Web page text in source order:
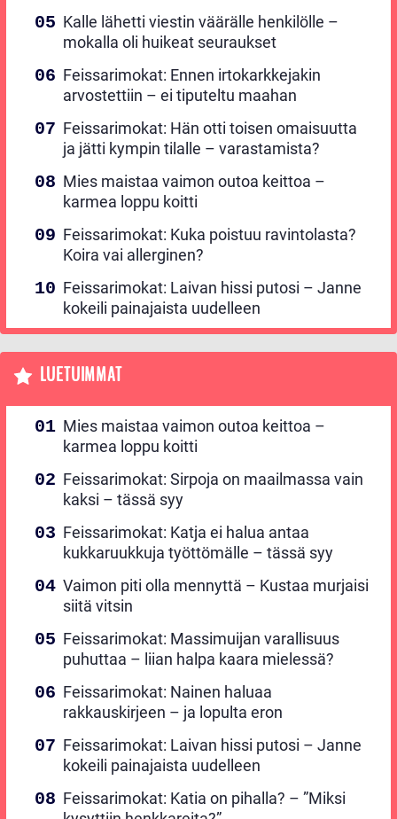
Kalle lähetti viestin väärälle henkilölle –
mokalla oli huikeat seuraukset
Feissarimokat: Ennen irtokarkkejakin
arvostettiin – ei tiputeltu maahan
Feissarimokat: Hän otti toisen omaisuutta
ja jätti kympin tilalle – varastamista?
Mies maistaa vaimon outoa keittoa –
karmea loppu koitti
Feissarimokat: Kuka poistuu ravintolasta?
Koira vai allerginen?
Feissarimokat: Laivan hissi putosi – Janne
kokeili painajaista uudelleen
LUETUIMMAT
Mies maistaa vaimon outoa keittoa –
karmea loppu koitti
Feissarimokat: Sirpoja on maailmassa vain
kaksi – tässä syy
Feissarimokat: Katja ei halua antaa
kukkaruukkuja työttömälle – tässä syy
Vaimon piti olla mennyttä – Kustaa murjaisi
siitä vitsin
Feissarimokat: Massimuijan varallisuus
puhuttaa – liian halpa kaara mielessä?
Feissarimokat: Nainen haluaa
rakkauskirjeen – ja lopulta eron
Feissarimokat: Laivan hissi putosi – Janne
kokeili painajaista uudelleen
Feissarimokat: Katia on pihalla? – ”Miksi